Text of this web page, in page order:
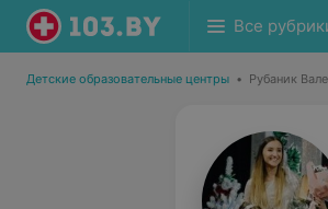
Все
Детские образовательные центры • Рубаник